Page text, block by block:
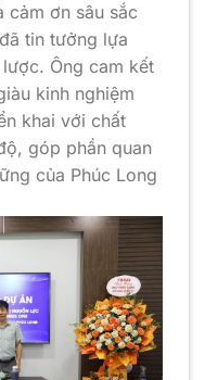
cảm ơn sâu sắc
tin tưởng lựa
Ông cam kết
kinh nghiệm
khai với chất
góp phần quan
của Phúc Long